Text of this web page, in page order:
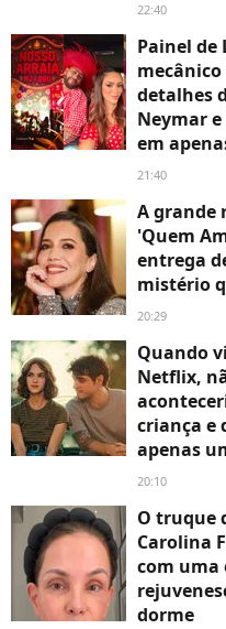
22:40
Painel de
detalhes
Neymar
em
21:40
A grande
'Quem
entrega
mistério
20:29
Quando
Netflix,
criança e
apenas
20:10
O truque
Carolina
com uma
dorme